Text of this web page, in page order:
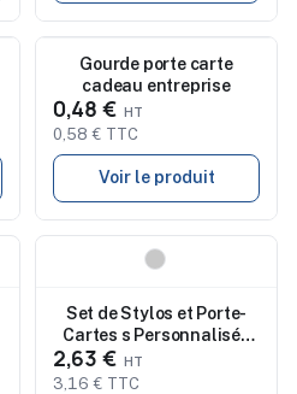
Nouveau
Gourde porte carte
cadeau entreprise
0,48 €
0,58 € TTC
Voir le produit
Set de Stylos et Porte-
Cartes s Personnalisés
Jarviner à Prix Abordable
2,63 €
3,16 € TTC